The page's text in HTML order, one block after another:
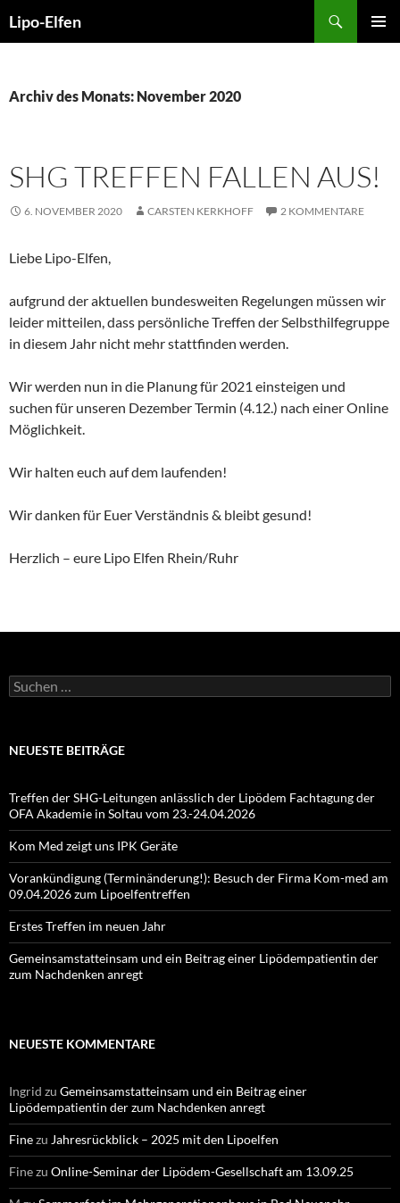
Inhalt
Lipo-Elfen
Archiv des Monats: November 2020
SHG TREFFEN FALLEN AUS!
6. NOVEMBER 2020 CARSTEN KERKHOFF 2 KOMMENTARE
Liebe Lipo-Elfen,
aufgrund der aktuellen bundesweiten Regelungen müssen wir
leider mitteilen, dass persönliche Treffen der Selbsthilfegruppe
in diesem Jahr nicht mehr stattfinden werden.
Wir werden nun in die Planung für 2021 einsteigen und
suchen für unseren Dezember Termin (4.12.) nach einer Online
Möglichkeit.
Wir halten euch auf dem laufenden!
Wir danken für Euer Verständnis & bleibt gesund!
Herzlich – eure Lipo Elfen Rhein/Ruhr
Suchen
nach:
NEUESTE BEITRÄGE
Treffen der SHG-Leitungen anlässlich der Lipödem Fachtagung der
OFA Akademie in Soltau vom 23.-24.04.2026
Kom Med zeigt uns IPK Geräte
Vorankündigung (Terminänderung!): Besuch der Firma Kom-med am
09.04.2026 zum Lipoelfentreffen
Erstes Treffen im neuen Jahr
Gemeinsamstatteinsam und ein Beitrag einer Lipödempatientin der
zum Nachdenken anregt
NEUESTE KOMMENTARE
Ingrid zu Gemeinsamstatteinsam und ein Beitrag einer
Lipödempatientin der zum Nachdenken anregt
Finezu Jahresrückblick – 2025 mit den Lipoelfen
Finezu Online-Seminar der Lipödem-Gesellschaft am 13.09.25